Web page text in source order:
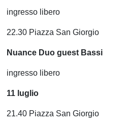
ingresso libero
22.30 Piazza San Giorgio
Nuance Duo guest Bassi
ingresso libero
11 luglio
21.40 Piazza San Giorgio